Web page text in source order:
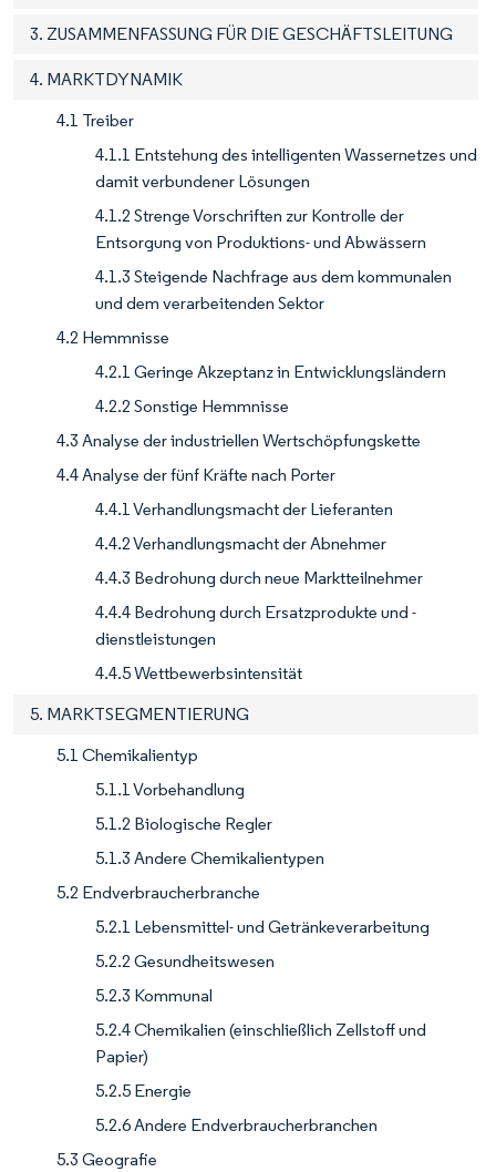
3. ZUSAMMENFASSUNG FÜR DIE GESCHÄFTSLEITUNG
4. MARKTDYNAMIK
4.1 Treiber
4.1.1 Entstehung des intelligenten Wassernetzes und
damit verbundener Lösungen
4.1.2 Strenge Vorschriften zur Kontrolle der
Entsorgung von Produktions- und Abwässern
4.1.3 Steigende Nachfrage aus dem kommunalen
und dem verarbeitenden Sektor
4.2 Hemmnisse
4.2.1 Geringe Akzeptanz in Entwicklungsländern
4.2.2 Sonstige Hemmnisse
4.3 Analyse der industriellen Wertschöpfungskette
4.4 Analyse der fünf Kräfte nach Porter
4.4.1 Verhandlungsmacht der Lieferanten
4.4.2 Verhandlungsmacht der Abnehmer
4.4.3 Bedrohung durch neue Marktteilnehmer
4.4.4 Bedrohung durch Ersatzprodukte und -
dienstleistungen
4.4.5 Wettbewerbsintensität
5. MARKTSEGMENTIERUNG
5.1 Chemikalientyp
5.1.1 Vorbehandlung
5.1.2 Biologische Regler
5.1.3 Andere Chemikalientypen
5.2 Endverbraucherbranche
5.2.1 Lebensmittel- und Getränkeverarbeitung
5.2.2 Gesundheitswesen
5.2.3 Kommunal
5.2.4 Chemikalien (einschließlich Zellstoff und
Papier)
5.2.5 Energie
5.2.6 Andere Endverbraucherbranchen
5.3 Geografie